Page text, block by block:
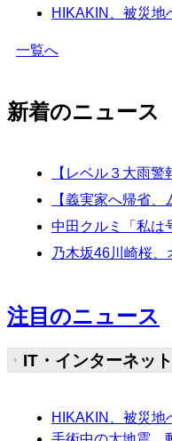
HIKAKIN、被災地
一覧へ
新着のニュース
【レベル３大雨
【義実家へ帰省
中田クルミ「私
乃木坂46川崎桜
注目のニュース
IT・インターネット
HIKAKIN、被災地